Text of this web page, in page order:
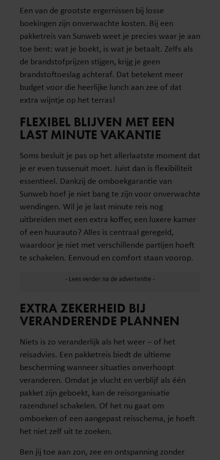
Een van de grootste ergernissen bij losse
boekingen zijn onverwachte kosten. Bij een
pakketreis van Sunweb weet je precies waar je aan
toe bent: wat je boekt, is wat je betaalt. Zelfs als
de brandstofprijzen stijgen, krijg je geen
brandstoftoeslag achteraf. Dat betekent meer
budget voor die heerlijke lunch aan zee of dat
extra wijntje op het terras!
FLEXIBEL BLIJVEN MET EEN
LAST MINUTE VAKANTIE
Soms besluit je pas op het allerlaatste moment dat
je er even tussenuit moet. Juist dan is flexibiliteit
essentieel. Dankzij de omboekgarantie van
Sunweb hoef je niet bang te zijn voor onverwachte
wendingen. Wil je je last minute reis nog
uitbreiden met een extra koffer, een luxere kamer
of een huurauto? Alles is centraal geregeld,
waardoor je niet met verschillende partijen hoeft
te schakelen. Eenvoud en comfort staan voorop.
EXTRA ZEKERHEID BIJ
VERANDERENDE PLANNEN
Niets is zo veranderlijk als het weer – of het
reisadvies. Een pakketreis biedt de ultieme
bescherming wanneer situaties onverhoopt
veranderen. Omdat je vlucht en verblijf als één
pakket zijn geboekt, kan de reisorganisatie
razendsnel schakelen. Of het nu gaat om
omboeken of een aangepast reisschema, je hoeft
het niet zelf uit te zoeken.
Ben jij toe aan zon, zee en ontspanning zonder